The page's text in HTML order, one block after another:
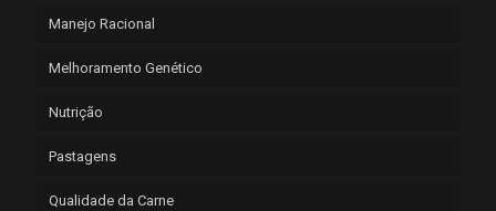
Manejo Racional
Melhoramento Genético
Nutrição
Pastagens
Qualidade da Carne